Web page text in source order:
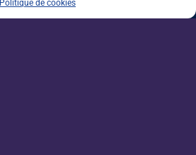
Politique de cookies